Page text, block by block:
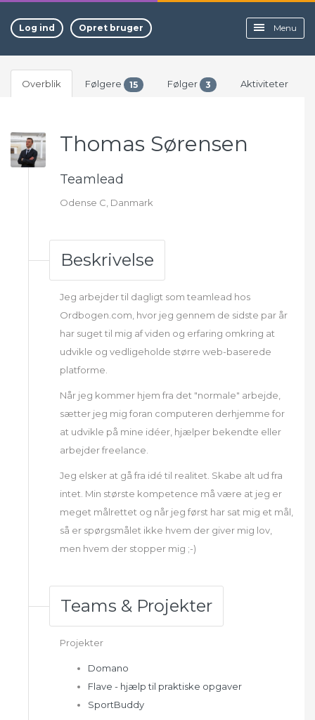
Log ind Opret bruger Menu
Overblik Følgere 15 Følger 3 Aktiviteter
Thomas Sørensen
Teamlead
Odense C, Danmark
Beskrivelse
Jeg arbejder til dagligt som teamlead hos
Ordbogen.com, hvor jeg gennem de sidste par år
har suget til mig af viden og erfaring omkring at
udvikle og vedligeholde større web-baserede
platforme.
Når jeg kommer hjem fra det "normale" arbejde,
sætter jeg mig foran computeren derhjemme for
at udvikle på mine idéer, hjælper bekendte eller
arbejder freelance.
Jeg elsker at gå fra idé til realitet. Skabe alt ud fra
intet. Min største kompetence må være at jeg er
meget målrettet og når jeg først har sat mig et mål,
så er spørgsmålet ikke hvem der giver mig lov,
men hvem der stopper mig ;-)
Teams & Projekter
Projekter
Domano
Flave - hjælp til praktiske opgaver
SportBuddy